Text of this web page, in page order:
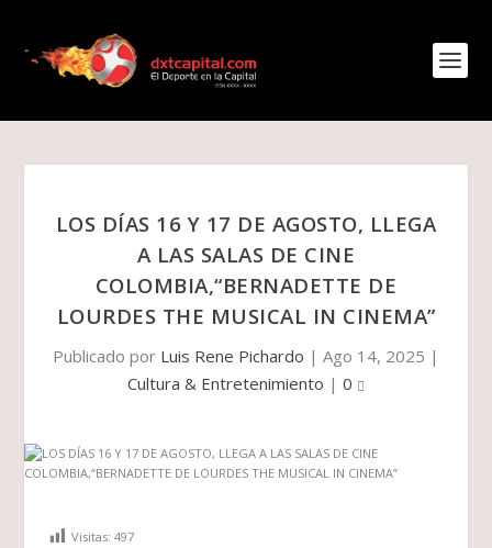
LOS DÍAS 16 Y 17 DE AGOSTO, LLEGA
A LAS SALAS DE CINE
COLOMBIA,“BERNADETTE DE
LOURDES THE MUSICAL IN CINEMA”
Publicado por Luis Rene Pichardo | Ago 14, 2025 |
Cultura & Entretenimiento | 0
Visitas: 497